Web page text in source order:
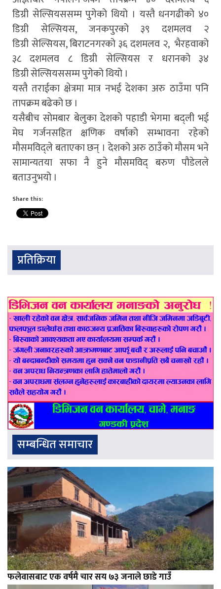
डिग्री सेल्सियससम्म पुगेको थियो । यस्तै धनगढीको ४०
डिग्री सेल्सियस, जनकपुरको ३९ दशमलव २
डिग्री सेल्सियस, बिराटनगरको ३६ दशमलव २, भैरहवाको
३८ दशमलव ८ डिग्री सेल्सियस र धरानको ३४
डिग्री सेल्सियससम्म पुगेको थियो ।
यस्तै तराईका क्षेत्रमा मात्र नभई देशका अरु ठाउँमा पनि
तापक्रम बढेको छ ।
यसैबीच साेमबार बेलुका देशको पहाडी भेगमा बद्ली भई
मेघ गर्जनसहित क्षणिक वर्षाको सम्भावना रहेको
मौसमविद्ले बताएका छन् । देशको अरु ठाउँको मौसम भने
सामान्यतया सफा नै हुने मौसमविद् बरुण पौडेलले
बताउनुभयो ।
Share this:
प्रतिक्रिया
सम्बन्धित समाचार
फलेवासबाट एक वर्षमै चार सय ७३ जनाले छाडे गाउँ